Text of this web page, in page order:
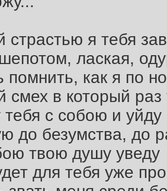
страстью я тебя
лаская,
помнить, как я по
смех в который раз
тебя с собою и уйду
до безумства, до
твою душу уведу
для тебя уже